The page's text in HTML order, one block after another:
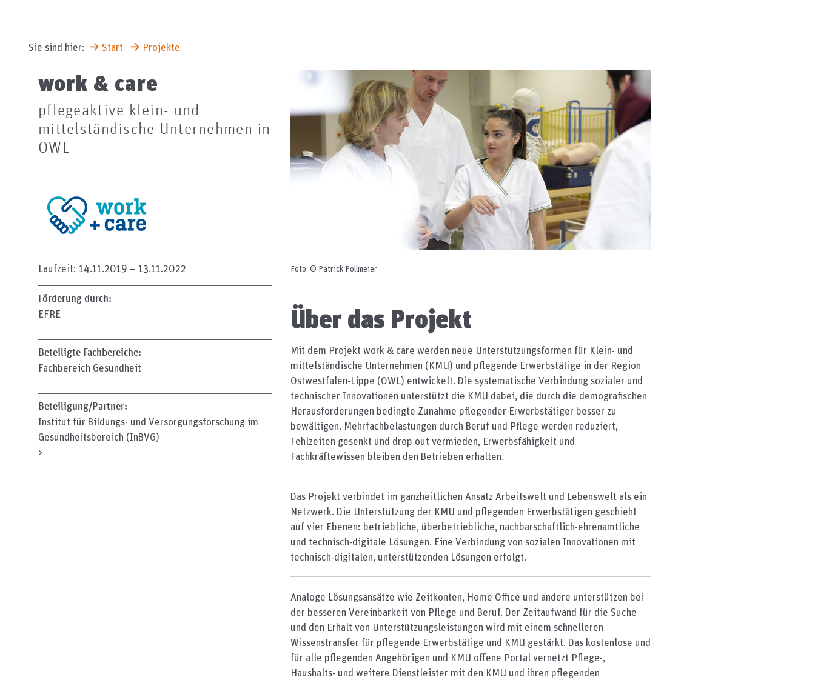
Sie sind hier: Start Projekte
work & care
pflegeaktive klein- und
mittelständische Unternehmen in
OWL
Laufzeit: 14.11.2019 – 13.11.2022
Förderung durch:
EFRE
Beteiligte Fachbereiche:
Fachbereich Gesundheit
Beteiligung/Partner:
Institut für Bildungs- und Versorgungsforschung im
Gesundheitsbereich (InBVG)
>
Foto: © Patrick Pollmeier
Über das Projekt
Mit dem Projekt work & care werden neue Unterstützungsformen für Klein- und
mittelständische Unternehmen (KMU) und pflegende Erwerbstätige in der Region
Ostwestfalen-Lippe (OWL) entwickelt. Die systematische Verbindung sozialer und
technischer Innovationen unterstützt die KMU dabei, die durch die demografischen
Herausforderungen bedingte Zunahme pflegender Erwerbstätiger besser zu
bewältigen. Mehrfachbelastungen durch Beruf und Pflege werden reduziert,
Fehlzeiten gesenkt und drop out vermieden, Erwerbsfähigkeit und
Fachkräftewissen bleiben den Betrieben erhalten.
Das Projekt verbindet im ganzheitlichen Ansatz Arbeitswelt und Lebenswelt als ein
Netzwerk. Die Unterstützung der KMU und pflegenden Erwerbstätigen geschieht
auf vier Ebenen: betriebliche, überbetriebliche, nachbarschaftlich-ehrenamtliche
und technisch-digitale Lösungen. Eine Verbindung von sozialen Innovationen mit
technisch-digitalen, unterstützenden Lösungen erfolgt.
Analoge Lösungsansätze wie Zeitkonten, Home Office und andere unterstützen bei
der besseren Vereinbarkeit von Pflege und Beruf. Der Zeitaufwand für die Suche
und den Erhalt von Unterstützungsleistungen wird mit einem schnelleren
Wissenstransfer für pflegende Erwerbstätige und KMU gestärkt. Das kostenlose und
für alle pflegenden Angehörigen und KMU offene Portal vernetzt Pflege-,
Haushalts- und weitere Dienstleister mit den KMU und ihren pflegenden